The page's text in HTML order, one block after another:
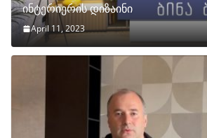
ინტერიერის დიზაინი
April 11, 2023